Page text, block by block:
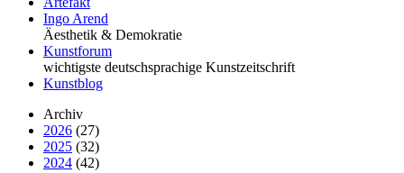
Ingo Arend
Äesthetik & Demokratie
Kunstforum
wichtigste deutschsprachige Kunstzeitschrift
Kunstblog
Archiv
2026 (27)
2025 (32)
2024 (42)